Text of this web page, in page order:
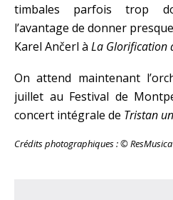
timbales parfois trop
l’avantage de donner
Karel Ančerl à La Glorification
On attend maintenant
juillet au Festival de
concert intégrale de Tristan
Crédits photographiques : © ResMusica